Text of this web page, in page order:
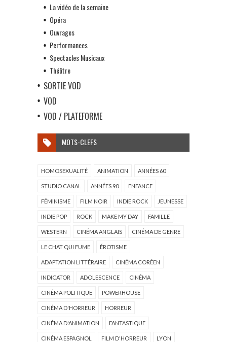
La vidéo de la semaine
Opéra
Ouvrages
Performances
Spectacles Musicaux
Théâtre
SORTIE VOD
VOD
VOD / PLATEFORME
MOTS-CLEFS
HOMOSEXUALITÉ ANIMATION ANNÉES 60
STUDIO CANAL ANNÉES 90 ENFANCE
FÉMINISME FILM NOIR INDIE ROCK JEUNESSE
INDIE POP ROCK MAKE MY DAY FAMILLE
WESTERN CINÉMA ANGLAIS CINÉMA DE GENRE
LE CHAT QUI FUME ÉROTISME
ADAPTATION LITTÉRAIRE CINÉMA CORÉEN
INDICATOR ADOLESCENCE CINÉMA
CINÉMA POLITIQUE POWERHOUSE
CINÉMA D'HORREUR HORREUR
CINÉMA D'ANIMATION FANTASTIQUE
CINÉMA ESPAGNOL FILM D'HORREUR LYON